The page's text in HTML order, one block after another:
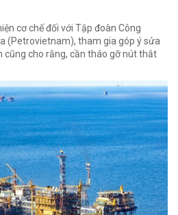
cơ chế đối với Tập đoàn Công
(Petrovietnam), tham gia góp ý sửa
cũng cho rằng, cần tháo gỡ nút thắt